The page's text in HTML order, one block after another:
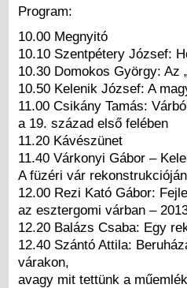
Program:
10.00 Megnyitó
10.10 Szentpétery József:
10.30 Domokos György: Az
10.50 Kelenik József: A
11.00 Csikány Tamás:
a 19. század első felében
11.20 Kávészünet
11.40 Várkonyi Gábor –
A füzéri vár
12.00 Rezi Kató Gábor:
az esztergomi várban –
12.20 Balázs Csaba: Egy
12.40 Szántó Attila:
várakon,
avagy mit tettünk a